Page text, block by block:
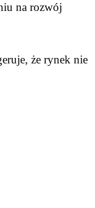
na rozwój
że rynek nie